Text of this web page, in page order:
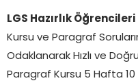
LGS Hazırlık Öğrencileri
Kursu ve Paragraf
Odaklanarak Hızlı ve
Paragraf Kursu 5 Hafta 10